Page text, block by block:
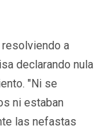
a
declarando nula
"Ni se
ni estaban
las nefastas